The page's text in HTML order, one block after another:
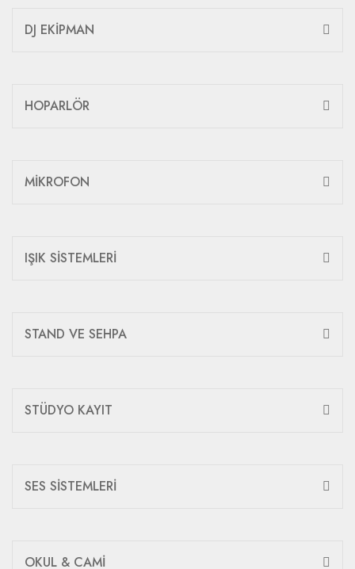
DJ EKİPMAN
HOPARLÖR
MİKROFON
IŞIK SİSTEMLERİ
STAND VE SEHPA
STÜDYO KAYIT
SES SİSTEMLERİ
OKUL & CAMİ